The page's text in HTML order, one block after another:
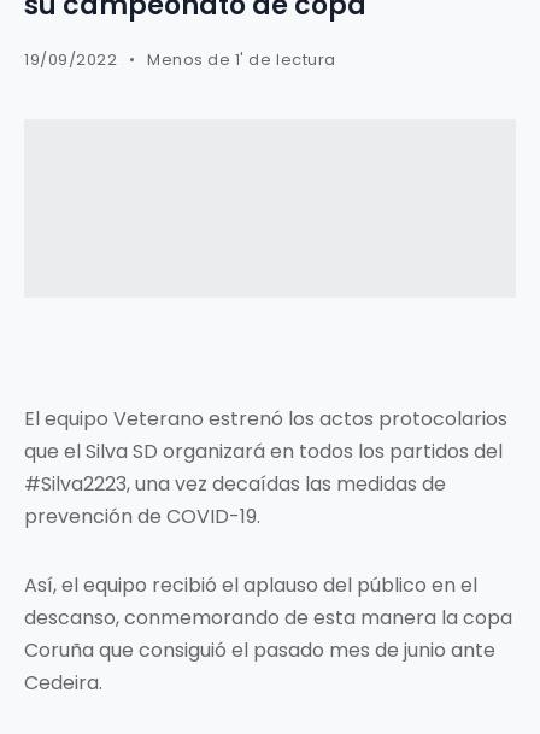
19/09/2022 Menos de 1' de lectura
El equipo Veterano estrenó los actos protocolarios
que el Silva SD organizará en todos los partidos del
#Silva2223, una vez decaídas las medidas de
prevención de COVID-19.
Así, el equipo recibió el aplauso del público en el
descanso, conmemorando de esta manera la copa
Coruña que consiguió el pasado mes de junio ante
Cedeira.